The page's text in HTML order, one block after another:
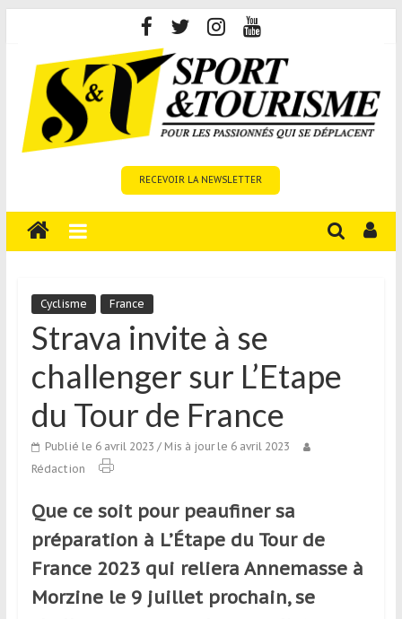
content
Tourisme
est
média
sur
tourisme
sportif
qui
aux
voyageurs
ou
réguliers,
pratiquants,
ou
RECEVOIR LA NEWSLETTER
Cyclisme France
Strava invite à se
challenger sur L’Etape
du Tour de France
Publié le 6 avril 2023 / Mis à jour le 6 avril 2023
Rédaction
Que ce soit pour peaufiner sa
préparation à L’Étape du Tour de
France 2023 qui reliera Annemasse à
Morzine le 9 juillet prochain, se